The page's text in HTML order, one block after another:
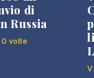
di
Russia
volte